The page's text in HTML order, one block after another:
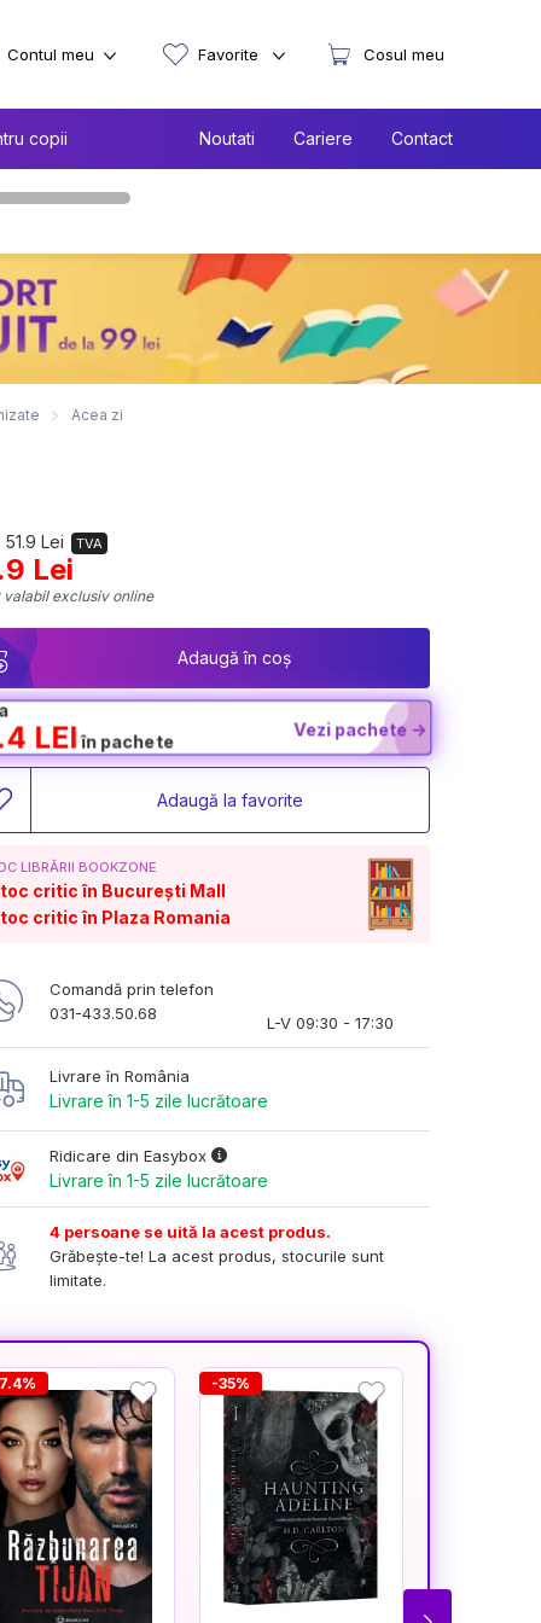
copii Noutati Cariere Contact
Contul meu Favorite Cosul meu
Acea zi
51.9 Lei TVA
Lei
valabil exclusiv online
Adaugă în coș
LEIîn pachete
Vezi pachete ->
Adaugă la favorite
LIBRĂRII BOOKZONE
critic în București Mall
critic în Plaza Romania
Comandă prin telefon
031-433.50.68
L-V 09:30 - 17:30
Livrare în România
Livrare în 1-5 zile lucrătoare
Ridicare din Easybox
Livrare în 1-5 zile lucrătoare
4 persoane se uită la acest produs.
Grăbește-te! La acest produs, stocurile sunt
limitate.
-35%